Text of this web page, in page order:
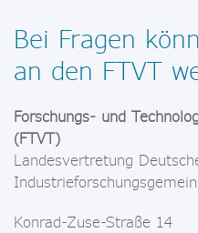
Bei Fragen
an den FTVT
Forschungs- und
(FTVT)
Landesvertretung
Konrad-Zuse-Straße 14